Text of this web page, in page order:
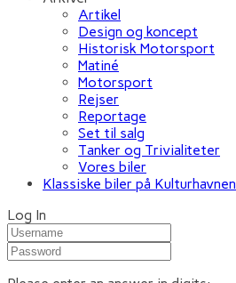
Artikel
Design og koncept
Historisk Motorsport
Matiné
Motorsport
Rejser
Reportage
Set til salg
Tanker og Trivialiteter
Vores biler
Klassiske biler på Kulturhavnen
Log In